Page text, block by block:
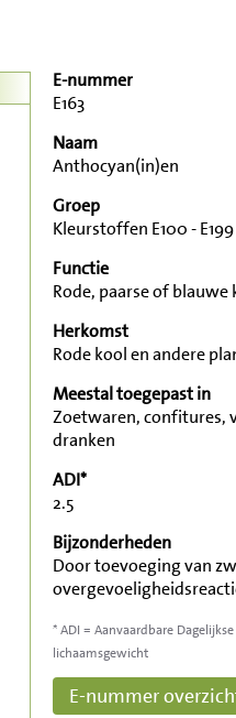
E-nummer
E163
Naam
Anthocyan(in)en
Groep
Kleurstoffen E100 - E199
Functie
Rode, paarse of
Herkomst
Rode kool en andere
Meestal toegepast in
Zoetwaren, confitures,
dranken
ADI*
2.5
Bijzonderheden
Door toevoeging van
* ADI = Aanvaardbare
lichaamsgewicht
E-nummer